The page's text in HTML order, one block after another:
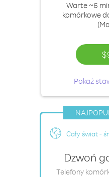
Warte ~6
komórkowe
Pokaż
Cały świat -
Dzwoń
Telefony